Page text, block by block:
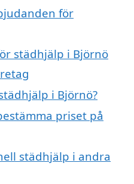
för
städhjälp i Björnö
i Björnö?
priset på
städhjälp i andra